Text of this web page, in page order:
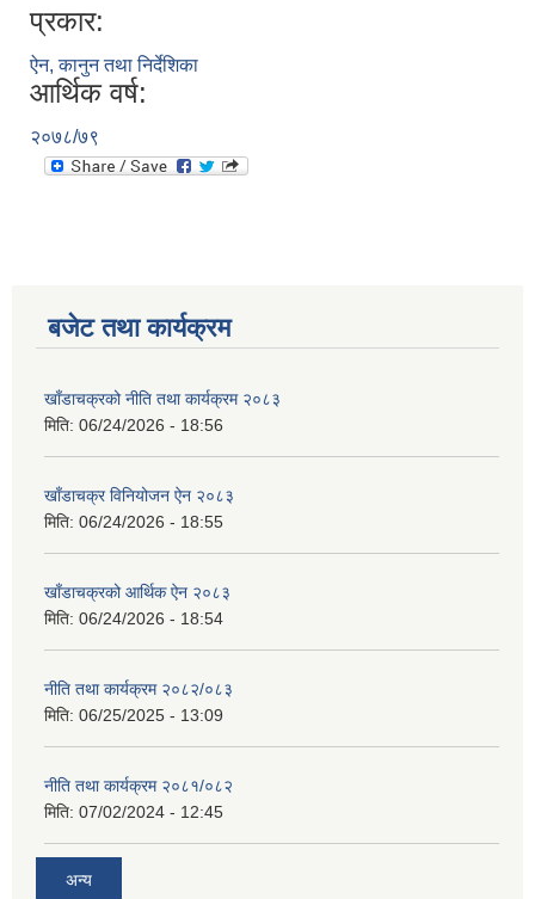
प्रकार:
ऐन, कानुन तथा निर्देशिका
आर्थिक वर्ष:
२०७८/७९
बजेट तथा कार्यक्रम
खाँडाचक्रको नीति तथा कार्यक्रम २०८३
मिति: 06/24/2026 - 18:56
खाँडाचक्र विनियोजन ऐन २०८३
मिति: 06/24/2026 - 18:55
खाँडाचक्रको आर्थिक ऐन २०८३
मिति: 06/24/2026 - 18:54
नीति तथा कार्यक्रम २०८२/०८३
मिति: 06/25/2025 - 13:09
नीति तथा कार्यक्रम २०८१/०८२
मिति: 07/02/2024 - 12:45
अन्य